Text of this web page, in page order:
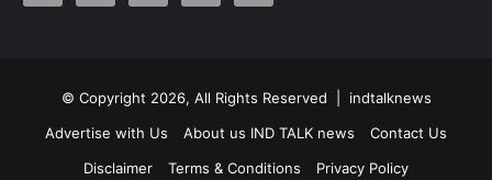
© Copyright 2026, All Rights Reserved | indtalknews
Advertise with Us
About us IND TALK news
Contact Us
Disclaimer
Terms & Conditions Privacy Policy